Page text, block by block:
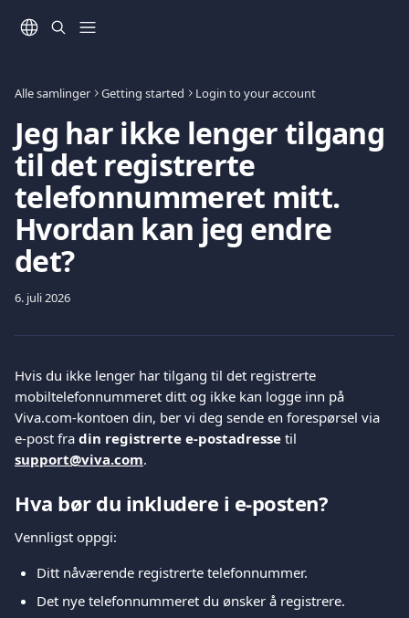
Alle samlinger Getting started Login to your account
Jeg har ikke lenger tilgang
til det registrerte
telefonnummeret mitt.
Hvordan kan jeg endre
det?
6. juli 2026
Hvis du ikke lenger har tilgang til det registrerte
mobiltelefonnummeret ditt og ikke kan logge inn på
Viva.com-kontoen din, ber vi deg sende en forespørsel via
e-post fra din registrerte e-postadresse til
support@viva.com.
Hva bør du inkludere i e-posten?
Vennligst oppgi:
Ditt nåværende registrerte telefonnummer.
Det nye telefonnummeret du ønsker å registrere.